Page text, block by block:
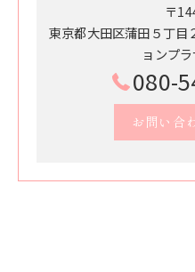
〒
東京都大田区蒲田５丁目
ョンプ
080-
お問い合